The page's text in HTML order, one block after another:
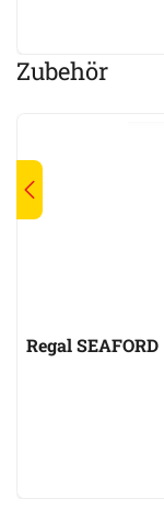
Zubehör
Regal SEAFORD